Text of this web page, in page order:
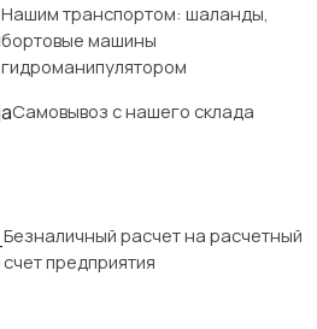
Нашим транспортом: шаланды,
бортовые машины
гидроманипулятором
Самовывоз с нашего склада
Безналичный расчет на расчетный
счет предприятия